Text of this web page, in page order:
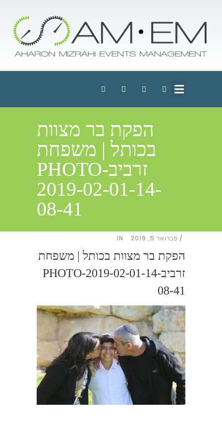
הפקת בר מצוות
בכותל | משפחת
זרביבPHOTO-
2019-02-01-14-
08-41
פברואר 5, 2019 IN
הפקת בר מצוות בכותל | משפחת
זרביבPHOTO-2019-02-01-14-
08-41